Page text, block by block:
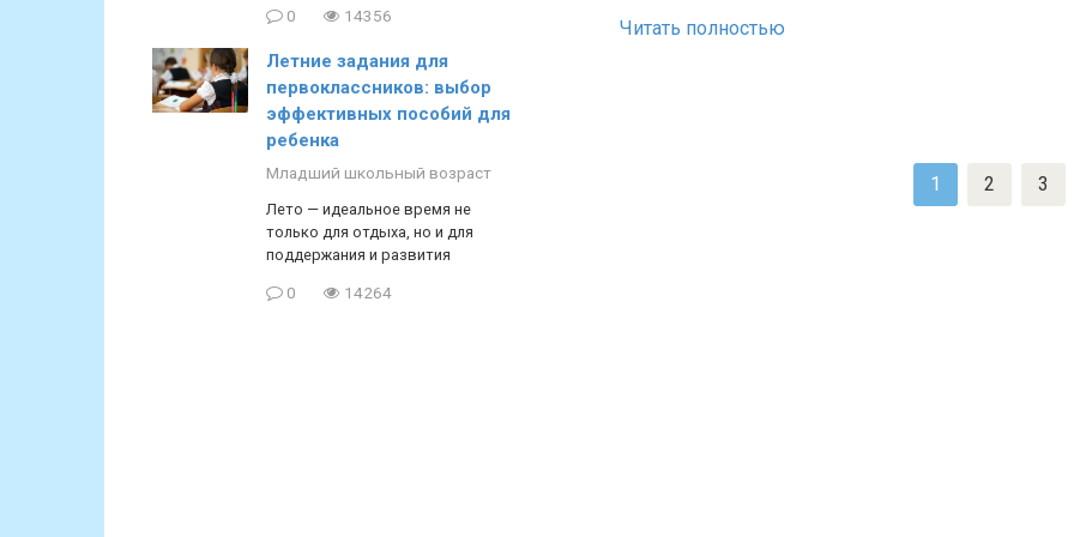
Читать полностью
1 2 3
0 14356
Летние задания для
первоклассников: выбор
эффективных пособий для
ребенка
Младший школьный возраст
Лето — идеальное время не
только для отдыха, но и для
поддержания и развития
0 14264